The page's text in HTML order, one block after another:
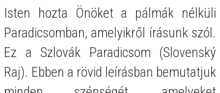
Isten hozta Önöket a pálmák nélküli
Paradicsomban, amelyikről írásunk szól.
Ez a Szlovák Paradicsom (Slovenský
Raj). Ebben a rövid leírásban bemutatjuk